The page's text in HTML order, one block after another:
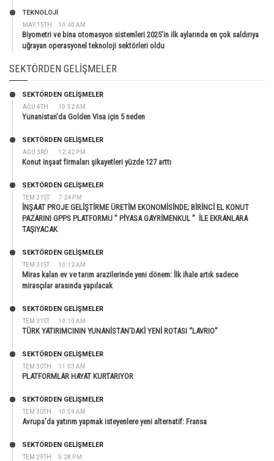
MAY 15TH 10:40 AM
TEKNOLOJİ
Biyometri ve bina otomasyon sistemleri 2025’in ilk aylarında en çok saldırıya
uğrayan operasyonel teknoloji sektörleri oldu
SEKTÖRDEN GELIŞMELER
AĞU 4TH 10:52 AM
SEKTÖRDEN GELIŞMELER
Yunanistan’da Golden Visa için 5 neden
AĞU 3RD 12:42 PM
SEKTÖRDEN GELIŞMELER
Konut inşaat firmaları şikayetleri yüzde 127 arttı
TEM 31ST 7:24 PM
SEKTÖRDEN GELIŞMELER
İNŞAAT PROJE GELİŞTİRME ÜRETİM EKONOMİSİNDE; BİRİNCİ EL KONUT
PAZARINI GPPS PLATFORMU ” PİYASA GAYRİMENKUL ” İLE EKRANLARA
TAŞIYACAK
TEM 31ST 10:12 AM
SEKTÖRDEN GELIŞMELER
Miras kalan ev ve tarım arazilerinde yeni dönem: İlk ihale artık sadece
mirasçılar arasında yapılacak
TEM 31ST 10:10 AM
SEKTÖRDEN GELIŞMELER
TÜRK YATIRIMCININ YUNANİSTAN’DAKİ YENİ ROTASI “LAVRIO”
TEM 30TH 11:03 AM
SEKTÖRDEN GELIŞMELER
PLATFORMLAR HAYAT KURTARIYOR
TEM 30TH 10:59 AM
SEKTÖRDEN GELIŞMELER
Avrupa’da yatırım yapmak isteyenlere yeni alternatif: Fransa
TEM 29TH 5:28 PM
SEKTÖRDEN GELIŞMELER